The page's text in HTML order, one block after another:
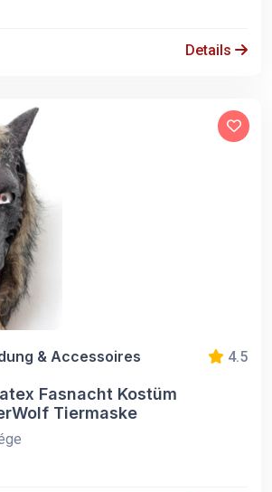
Details
& Accessoires 4.5
Fasnacht Kostüm
Tiermaske